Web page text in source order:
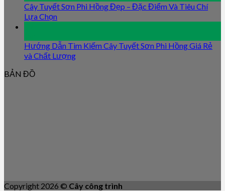
Cây Tuyết Sơn Phi Hồng Đẹp – Đặc Điểm Và Tiêu Chí
Lựa Chọn
Hướng Dẫn Tìm Kiếm Cây Tuyết Sơn Phi Hồng Giá Rẻ
và Chất Lượng
BẢN ĐỒ
Copyright 2026 © Cây công trình